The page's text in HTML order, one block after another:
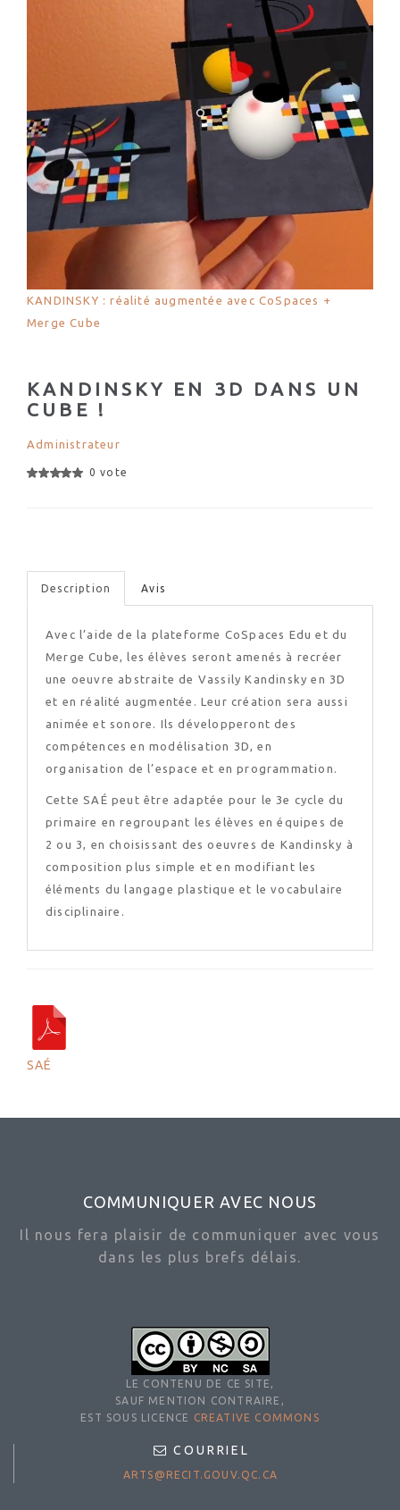
KANDINSKY : réalité augmentée avec CoSpaces +
Merge Cube
KANDINSKY EN 3D DANS UN
CUBE !
Administrateur
0 vote
Description Avis
Avec l’aide de la plateforme CoSpaces Edu et du
Merge Cube, les élèves seront amenés à recréer
une oeuvre abstraite de Vassily Kandinsky en 3D
et en réalité augmentée. Leur création sera aussi
animée et sonore. Ils développeront des
compétences en modélisation 3D, en
organisation de l’espace et en programmation.
Cette SAÉ peut être adaptée pour le 3e cycle du
primaire en regroupant les élèves en équipes de
2 ou 3, en choisissant des oeuvres de Kandinsky à
composition plus simple et en modifiant les
éléments du langage plastique et le vocabulaire
disciplinaire.
SAÉ
COMMUNIQUER AVEC NOUS
Il nous fera plaisir de communiquer avec vous
dans les plus brefs délais.
LE CONTENU DE CE SITE,
SAUF MENTION CONTRAIRE,
EST SOUS LICENCE
CREATIVE COMMONS
COURRIEL
ARTS@RECIT.GOUV.QC.CA